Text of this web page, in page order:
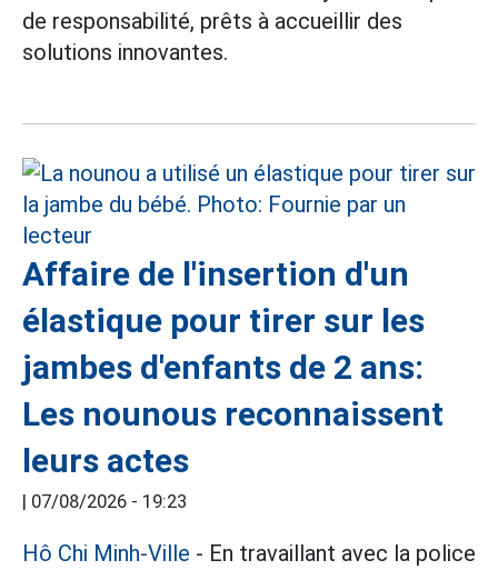
de responsabilité, prêts à accueillir des
solutions innovantes.
Affaire de l'insertion d'un
élastique pour tirer sur les
jambes d'enfants de 2 ans:
Les nounous reconnaissent
leurs actes
07/08/2026 - 19:23
Hô Chi Minh-Ville - En travaillant avec la police